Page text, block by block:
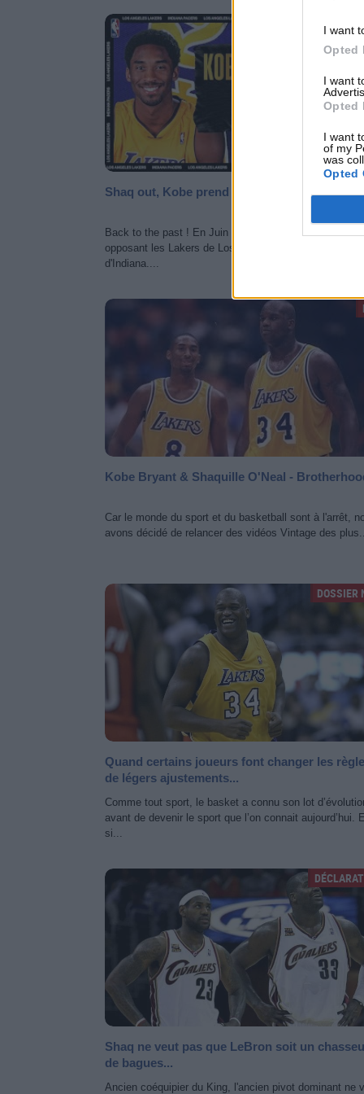
I want
Opted
I want
Opted
I want
of my
was
Opted
MATCH
Shaq out, Kobe prend la relève
Back to the past ! En Juin 2000 avec les finales NBA
opposant les Lakers de Los Angeles aux Pacers
d'Indiana....
Kobe Bryant & Shaquille O'Neal -
Car le monde du sport et du basketball sont à l'arrêt,
avons décidé de relancer des vidéos Vintage des
DOSSIER
Quand certains joueurs font changer les
de légers ajustements...
Comme tout sport, le basket a connu son lot
avant de devenir le sport que l’on connait aujourd’hui.
si...
Shaq ne veut pas que LeBron soit un
de bagues...
Ancien coéquipier du King, l'ancien pivot dominant ne